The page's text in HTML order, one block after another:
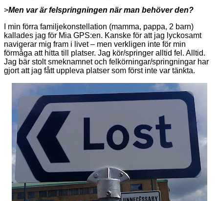
>Men var är felspringningen när man behöver den?
I min förra familjekonstellation (mamma, pappa, 2 barn)
kallades jag för Mia GPS:en. Kanske för att jag lyckosamt
navigerar mig fram i livet – men verkligen inte för min
förmåga att hitta till platser. Jag kör/springer alltid fel. Alltid.
Jag bär stolt smeknamnet och felkörningar/springningar har
gjort att jag fått uppleva platser som först inte var tänkta.